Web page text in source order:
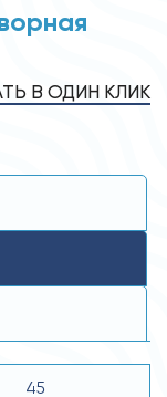
В ОДИН КЛИК
45